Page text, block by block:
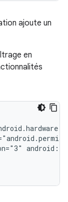
ajoute un
en